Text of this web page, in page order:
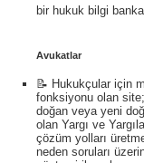
bir hukuk bilgi
Avukatlar
📝 Hukukçular için
fonksiyonu olan
doğan veya yeni
olan Yargı ve
çözüm yolları
neden soruları